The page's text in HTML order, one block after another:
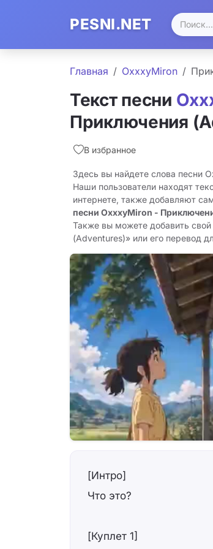
PESNI.NET
Главная OxxxyMiron
Текст песни
Приключения
В избранное
Здесь вы найдете слова песни
Наши пользователи находят
интернете, также добавляют
песни OxxxyMiron -
Также вы можете добавить
(Adventures)» или его перевод
[Интро]
Что это?
[Куплет 1]